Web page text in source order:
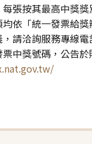
張按其最高中獎獎
依「統一發票給獎
請洽詢服務專線
中獎號碼，公告於